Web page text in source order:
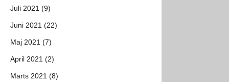
Juli 2021 (9)
Juni 2021 (22)
Maj 2021 (7)
April 2021 (2)
Marts 2021 (8)